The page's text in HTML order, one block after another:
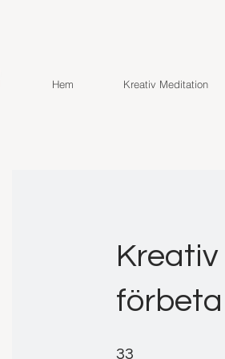
Hem Kreativ Meditation
33
33 steg